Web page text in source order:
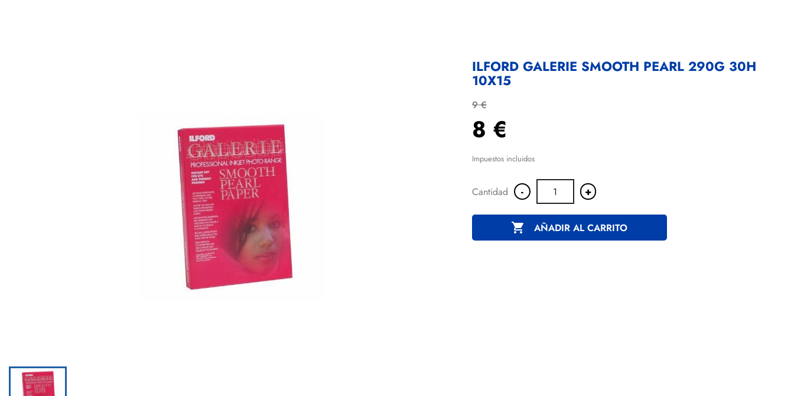
ILFORD GALERIE SMOOTH PEARL 290G 30H
10X15
9 €
8 €
Impuestos incluidos
Cantidad - +
 AÑADIR AL CARRITO